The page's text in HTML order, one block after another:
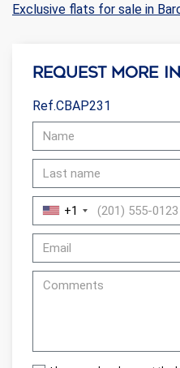
Exclusive flats for sale in
Request more
Ref.CBAP231
+1